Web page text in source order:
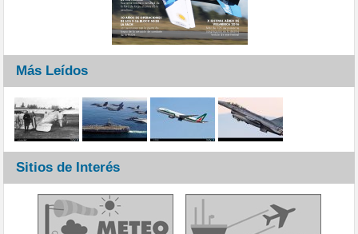
Más Leídos
Sitios de Interés